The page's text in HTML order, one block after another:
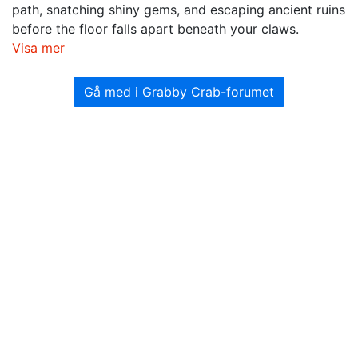
path, snatching shiny gems, and escaping ancient ruins
before the floor falls apart beneath your claws.
Visa mer
Gå med i Grabby Crab-forumet